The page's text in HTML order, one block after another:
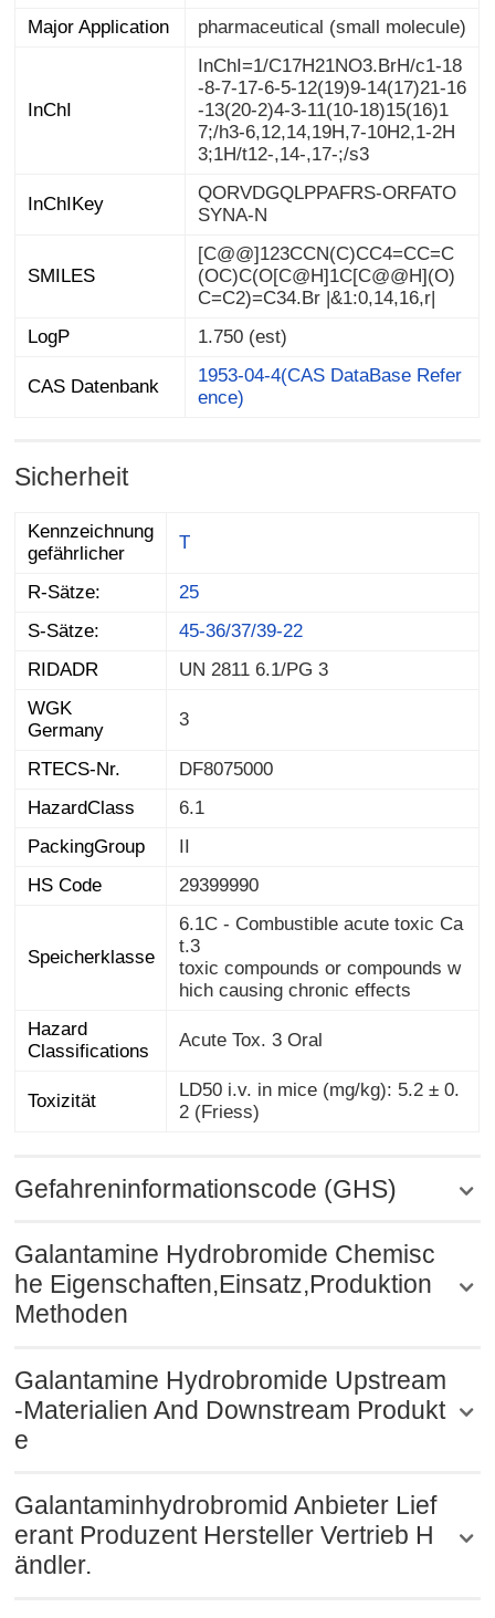
Major Application
pharmaceutical (small molecule)
InChI
InChI=1/C17H21NO3.BrH/c1-18
-8-7-17-6-5-12(19)9-14(17)21-16
-13(20-2)4-3-11(10-18)15(16)1
7;/h3-6,12,14,19H,7-10H2,1-2H
3;1H/t12-,14-,17-;/s3
InChIKey
QORVDGQLPPAFRS-ORFATO
SYNA-N
SMILES
[C@@]123CCN(C)CC4=CC=C
(OC)C(O[C@H]1C[C@@H](O)
C=C2)=C34.Br |&1:0,14,16,r|
LogP
1.750 (est)
CAS Datenbank
1953-04-4(CAS DataBase Refer
ence)
Sicherheit
Kennzeichnung
gefährlicher
T
R-Sätze:
25
S-Sätze:
45-36/37/39-22
RIDADR
UN 2811 6.1/PG 3
WGK
Germany
3
RTECS-Nr.
DF8075000
HazardClass
6.1
PackingGroup
HS Code
29399990
Speicherklasse
6.1C - Combustible acute toxic Ca
t.3
toxic compounds or compounds w
hich causing chronic effects
Hazard
Classifications
Acute Tox. 3 Oral
Toxizität
LD50 i.v. in mice (mg/kg): 5.2 ± 0.
2 (Friess)
Gefahreninformationscode (GHS)
Galantamine Hydrobromide Chemisc
he Eigenschaften,Einsatz,Produktion
Methoden
Galantamine Hydrobromide Upstream
-Materialien And Downstream Produkt
e
Galantaminhydrobromid Anbieter Lief
erant Produzent Hersteller Vertrieb H
ändler.